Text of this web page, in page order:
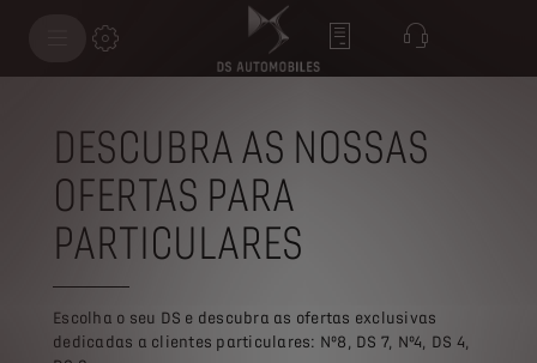
DESCUBRA AS NOSSAS
OFERTAS PARA
PARTICULARES
Escolha o seu DS e descubra as ofertas exclusivas
dedicadas a clientes particulares: Nº8, DS 7, Nº4, DS 4,